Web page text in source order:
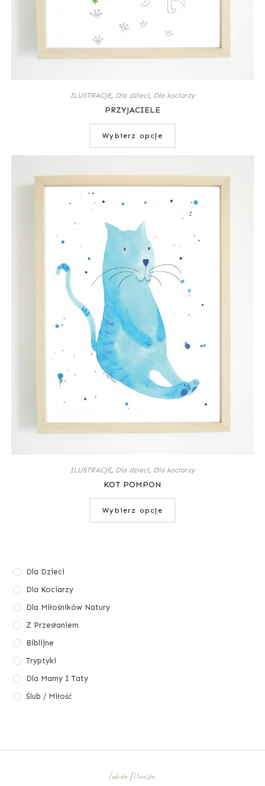
ILUSTRACJE, Dla dzieci, Dla kociarzy
PRZYJACIELE
Wybierz opcje
ILUSTRACJE, Dla dzieci, Dla kociarzy
KOT POMPON
Wybierz opcje
Dla Dzieci
Dla Kociarzy
Dla Miłośników Natury
Z Przesłaniem
Biblijne
Tryptyki
Dla Mamy I Taty
Ślub / Miłość